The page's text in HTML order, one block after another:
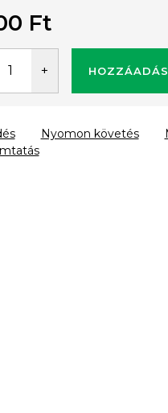
Ft
Nyomon követés